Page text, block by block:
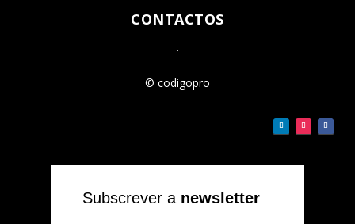
CONTACTOS
.
© codigopro
Subscrever a newsletter